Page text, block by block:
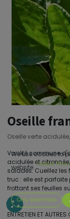
Oseille
Oseille verte
Variété commune
acidulée et
salades. Cueillez les
truc : elle est
frottant ses feuilles
ENTRETIEN ET
We use cookies to
website. Cookie
Only essentials